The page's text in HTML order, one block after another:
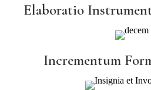
Elaboratio
Incrementum